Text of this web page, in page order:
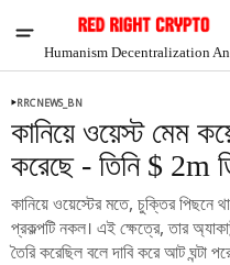
Humanism Decentralization
RRCNEWS_BN
কানিয়ে ওয়েস্ট মেম
করেছে - তিনি $ 2m
কানিয়ে ওয়েস্টের মতে, চুক্তির পিছনে
প্রকল্পটি নকল। এই ক্ষেত্রে, তার
তৈরি করেছিল বলে দাবি করে আট ঘন্টা